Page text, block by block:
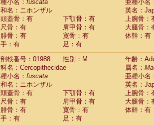
種小名： fuscata
亜種小名
和名：ニホンザル
英名：
頭蓋骨：有
下顎骨：有
上腕骨：
尺骨：有
肩甲骨：有
大腿骨：
腓骨：有
寛骨：有
体幹：有
手：有
足：有
剖検番号：01988
性別：M
年齢：
科名：Cercopithecidae
属名：
種小名： fuscata
亜種小名
和名：ニホンザル
英名：
頭蓋骨：有
下顎骨：有
上腕骨：
尺骨：有
肩甲骨：有
大腿骨：
腓骨：有
寛骨：有
体幹：有
手：有
足：有